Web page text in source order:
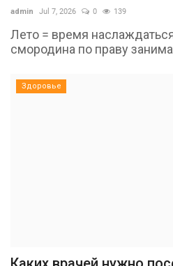
admin Jul 7, 2026 0 139
Лето = время
смородина по праву
Здоровье